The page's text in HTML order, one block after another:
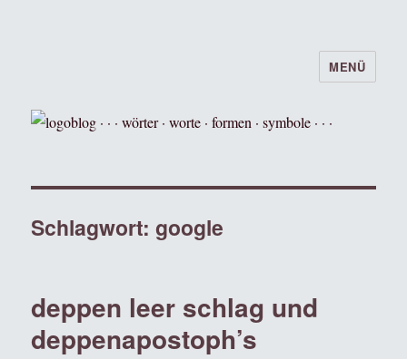
logoblog · · · wörter · worte · formen ·
symbole · · ·
MENÜ
Schlagwort:google
deppen leer schlag und
deppenapostoph’s